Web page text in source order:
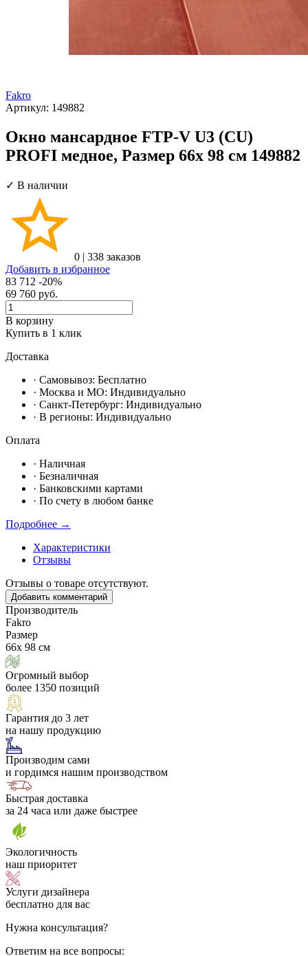
Fakro
Артикул: 149882
Окно мансардное FTP-V U3 (CU)
PROFI медное, Размер 66х 98 см 149882
✓ В наличии
0 | 338 заказов
Добавить в избранное
83 712 -20%
69 760 руб.
В корзину
Купить в 1 клик
Доставка
· Самовывоз: Бесплатно
· Москвa и МО: Индивидуально
· Санкт-Петербург: Индивидуально
· В регионы: Индивидуально
Оплата
· Наличная
· Безналичная
· Банковскими картами
· По счету в любом банке
Подробнее →
Характеристики
Отзывы
Отзывы о товаре отсутствуют.
Добавить комментарий
Производитель
Fakro
Размер
66х 98 см
Огромный выбор
более 1350 позиций
Гарантия до 3 лет
на нашу продукцию
Производим сами
и гордимся нашим производством
Быстрая доставка
за 24 часа или даже быстрее
Экологичность
наш приоритет
Услуги дизайнера
бесплатно для вас
Нужна консультация?
Ответим на все вопросы: